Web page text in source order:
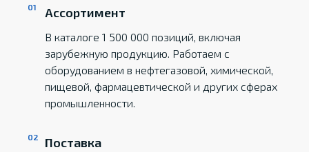
Ассортимент
В каталоге 1 500 000 позиций, включая
зарубежную продукцию. Работаем с
оборудованием в нефтегазовой, химической,
пищевой, фармацевтической и других сферах
промышленности.
Поставка